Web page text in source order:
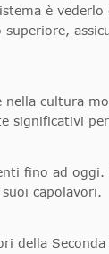
è
cultura
significativi
fino ad
capolavori.
della